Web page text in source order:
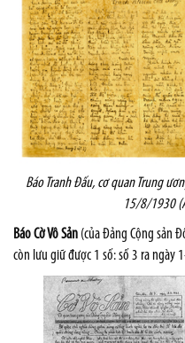
Báo Tranh Đấu, cơ quan Trung
15/8/1930
Báo Cờ Vô Sản (của Đảng Cộng sản
còn lưu giữ được 1 số: số 3 ra ngày